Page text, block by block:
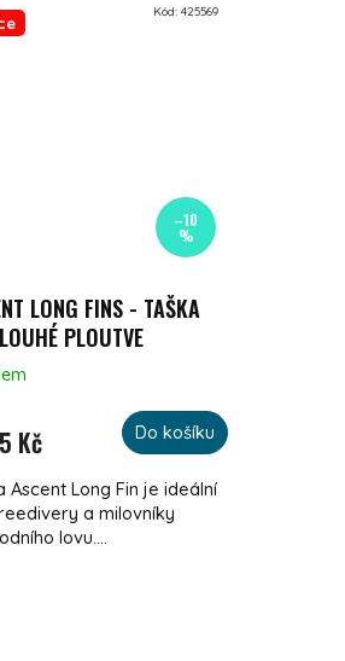
–10
%
LONG FINS - TAŠKA
PLOUTVE
Kč Do košíku
Ascent Long Fin je ideální
a milovníky
lovu....
Kód: 425569